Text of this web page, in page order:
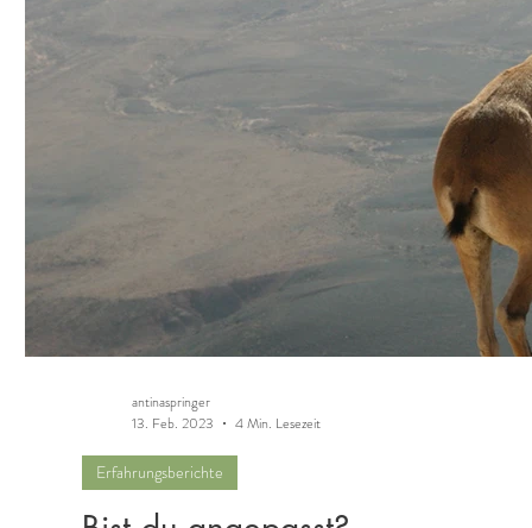
Erfahrungsberichte
antinaspringer
13. Feb. 2023
4 Min. Lesezeit